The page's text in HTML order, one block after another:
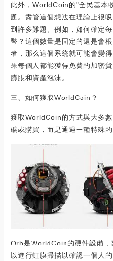
此外，WorldCoin的"全民基本
題。盡管這個想法在理論上很
到許多難題。例如，如何確定
幣？這個數量是固定的還是會
者，那么這個系統就可能會變
果每個人都能獲得免費的加密
膨脹和資產泡沫。
三、如何獲取WorldCoin？
獲取WorldCoin的方式與大多
礦或購買，而是通過一種特殊
Orb是WorldCoin的硬件設備，
以進行虹膜掃描以確認一個人